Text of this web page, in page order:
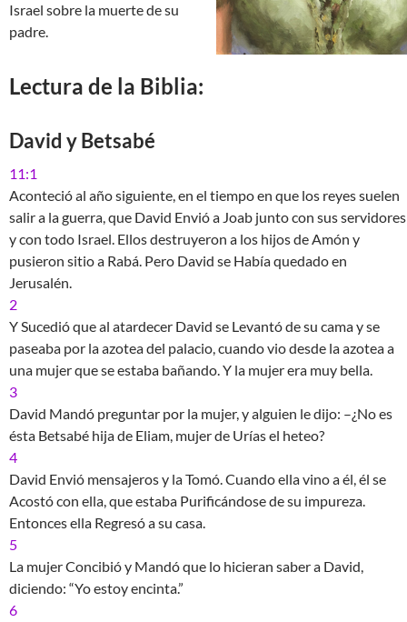
Israel sobre la muerte de su
padre.
Lectura de la Biblia:
David y Betsabé
11:1
Aconteció al año siguiente, en el tiempo en que los reyes suelen
salir a la guerra, que David Envió a Joab junto con sus servidores
y con todo Israel. Ellos destruyeron a los hijos de Amón y
pusieron sitio a Rabá. Pero David se Había quedado en
Jerusalén.
2
Y Sucedió que al atardecer David se Levantó de su cama y se
paseaba por la azotea del palacio, cuando vio desde la azotea a
una mujer que se estaba bañando. Y la mujer era muy bella.
3
David Mandó preguntar por la mujer, y alguien le dijo: –¿No es
ésta Betsabé hija de Eliam, mujer de Urías el heteo?
4
David Envió mensajeros y la Tomó. Cuando ella vino a él, él se
Acostó con ella, que estaba Purificándose de su impureza.
Entonces ella Regresó a su casa.
5
La mujer Concibió y Mandó que lo hicieran saber a David,
diciendo: “Yo estoy encinta.”
6